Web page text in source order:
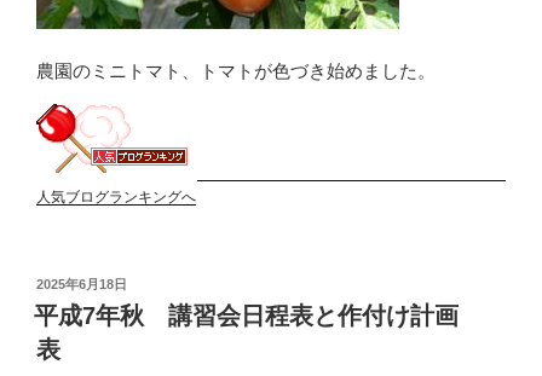
農園のミニトマト、トマトが色づき始めました。
人気ブログランキングへ
投
稿
日:
2025年6月18日
平成7年秋 講習会日程表と作付け計画
表